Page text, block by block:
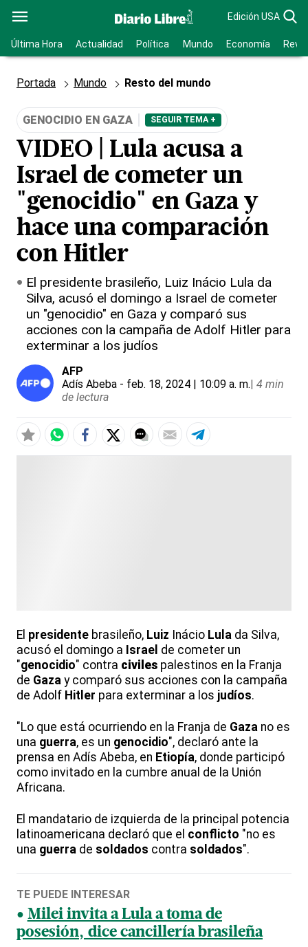
Edición USA
Última Hora Actualidad Política Mundo Economía
Portada Mundo Resto del mundo
GENOCIDIO EN GAZA SEGUIR TEMA +
VIDEO | Lula acusa a
Israel de cometer un
"genocidio" en Gaza y
hace una comparación
con Hitler
El presidente brasileño, Luiz Inácio Lula da
Silva, acusó el domingo a Israel de cometer
un "genocidio" en Gaza y comparó sus
acciones con la campaña de Adolf Hitler para
exterminar a los judíos
AFP
Adís Abeba - feb. 18, 2024 | 10:09 a. m.| 4 min
de lectura
El presidente brasileño, Luiz Inácio Lula da Silva,
acusó el domingo a Israel de cometer un
"genocidio" contra civiles palestinos en la Franja
de Gaza y comparó sus acciones con la campaña
de Adolf Hitler para exterminar a los judíos.
"Lo que está ocurriendo en la Franja de Gaza no es
una guerra, es un genocidio", declaró ante la
prensa en Adís Abeba, en Etiopía, donde participó
como invitado en la cumbre anual de la Unión
Africana.
El mandatario de izquierda de la principal potencia
latinoamericana declaró que el conflicto "no es
una guerra de soldados contra soldados".
TE PUEDE INTERESAR
Milei invita a Lula a toma de
posesión, dice cancillería brasileña